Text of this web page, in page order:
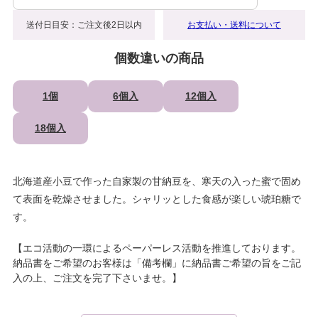
送付日目安：ご注文後2日以内 お支払い・送料について
個数違いの商品
1個 6個入 12個入
18個入
北海道産小豆で作った自家製の甘納豆を、寒天の入った蜜で固め
て表面を乾燥させました。シャリッとした食感が楽しい琥珀糖で
す。
【エコ活動の一環によるペーパーレス活動を推進しております。
納品書をご希望のお客様は「備考欄」に納品書ご希望の旨をご記
入の上、ご注文を完了下さいませ。】